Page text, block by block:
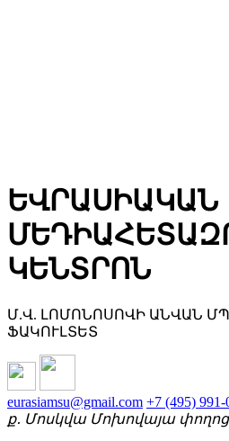
ԵՎՐԱՍԻԱԿԱՆ
ԿԵՆՏՐՈՆ
Մ.Վ. ԼՈՄՈՆՈՍՈՎԻ ԱՆՎԱՆ
ՖԱԿՈՒԼՏԵՏ
eurasiamsu@gmail.com +7 (495) 991-
ք․ Մոսկվա Մոխովայա փողոց,